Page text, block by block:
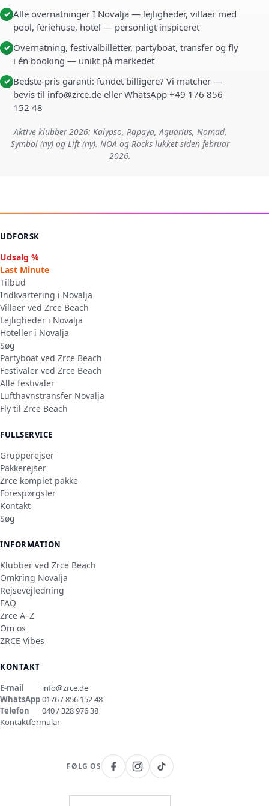
✓ Alle overnatninger I Novalja — lejligheder, villaer med
pool, feriehuse, hotel — personligt inspiceret
✓ Overnatning, festivalbilletter, partyboat, transfer og fly
i én booking — unikt på markedet
✓ Bedste-pris garanti: fundet billigere? Vi matcher —
bevis til info@zrce.de eller WhatsApp +49 176 856
152 48
Aktive klubber 2026: Kalypso, Papaya, Aquarius, Nomad,
Symbol (ny) og Lift (ny). NOA og Rocks lukket siden februar
2026.
UDFORSK
Udsalg %
Last Minute
Tilbud
Indkvartering i Novalja
Villaer ved Zrce Beach
Lejligheder i Novalja
Hoteller i Novalja
Søg
Partyboat ved Zrce Beach
Festivaler ved Zrce Beach
Alle festivaler
Lufthavnstransfer Novalja
Fly til Zrce Beach
FULLSERVICE
Grupperejser
Pakkerejser
Zrce komplet pakke
Forespørgsler
Kontakt
Søg
INFORMATION
Klubber ved Zrce Beach
Omkring Novalja
Rejsevejledning
FAQ
Zrce A–Z
Om os
ZRCE Vibes
KONTAKT
E-mail
info@zrce.de
WhatsApp0176 / 856 152 48
Telefon
040 / 328 976 38
Kontaktformular
FØLG OS